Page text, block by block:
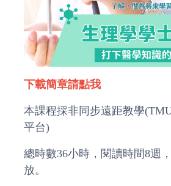
下載簡章請點我
本課程採非同步遠距教學
平台)
總時數36小時，閱讀時間8週
放。